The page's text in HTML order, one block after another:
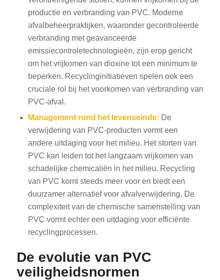
productie en verbranding van PVC. Moderne
afvalbeheerpraktijken, waaronder gecontroleerde
verbranding met geavanceerde
emissiecontroletechnologieën, zijn erop gericht
om het vrijkomen van dioxine tot een minimum te
beperken. Recyclinginitiatieven spelen ook een
cruciale rol bij het voorkomen van verbranding van
PVC-afval.
Management rond het levenseinde: De
verwijdering van PVC-producten vormt een
andere uitdaging voor het milieu. Het storten van
PVC kan leiden tot het langzaam vrijkomen van
schadelijke chemicaliën in het milieu. Recycling
van PVC komt steeds meer voor en biedt een
duurzamer alternatief voor afvalverwijdering. De
complexiteit van de chemische samenstelling van
PVC vormt echter een uitdaging voor efficiënte
recyclingprocessen.
De evolutie van PVC
veiligheidsnormen